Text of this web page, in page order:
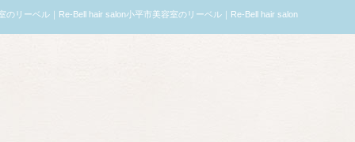
リーベル｜Re-Bell hair salon小平市美容室のリーベル｜Re-Bell hair salon